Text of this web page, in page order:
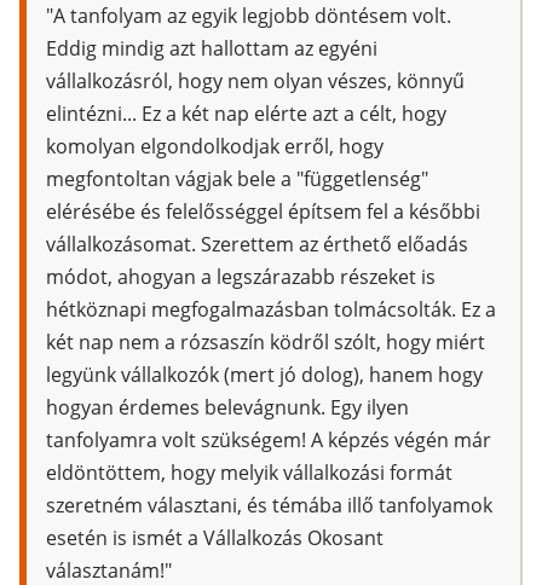
"A tanfolyam az egyik legjobb döntésem volt.
Eddig mindig azt hallottam az egyéni
vállalkozásról, hogy nem olyan vészes, könnyű
elintézni... Ez a két nap elérte azt a célt, hogy
komolyan elgondolkodjak erről, hogy
megfontoltan vágjak bele a "függetlenség"
elérésébe és felelősséggel építsem fel a későbbi
vállalkozásomat. Szerettem az érthető előadás
módot, ahogyan a legszárazabb részeket is
hétköznapi megfogalmazásban tolmácsolták. Ez a
két nap nem a rózsaszín ködről szólt, hogy miért
legyünk vállalkozók (mert jó dolog), hanem hogy
hogyan érdemes belevágnunk. Egy ilyen
tanfolyamra volt szükségem! A képzés végén már
eldöntöttem, hogy melyik vállalkozási formát
szeretném választani, és témába illő tanfolyamok
esetén is ismét a Vállalkozás Okosant
választanám!"